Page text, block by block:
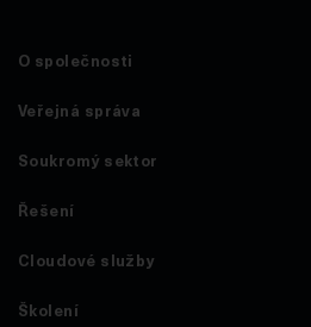
O společnosti
Veřejná správa
Soukromý sektor
Řešení
Cloudové služby
Školení